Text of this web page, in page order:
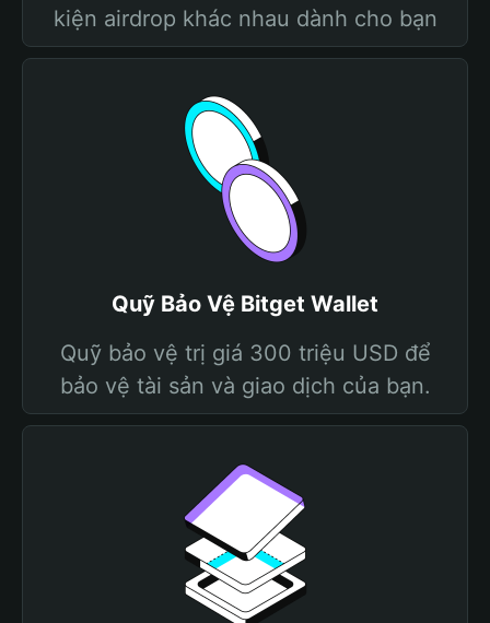
kiện airdrop khác nhau dành cho bạn
Quỹ Bảo Vệ Bitget Wallet
Quỹ bảo vệ trị giá 300 triệu USD để
bảo vệ tài sản và giao dịch của bạn.